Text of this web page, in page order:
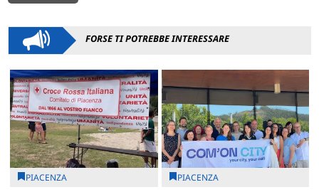
FORSE TI POTREBBE INTERESSARE
PIACENZA PIACENZA